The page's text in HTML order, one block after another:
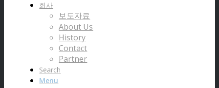
회사
보도자료
About Us
History
Contact
Partner
Search
Menu